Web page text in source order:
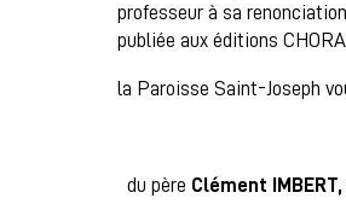
professeur à sa
publiée aux éditions
la Paroisse Saint-Joseph
du père Clément IMBERT,